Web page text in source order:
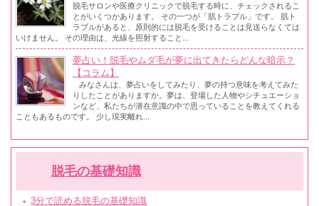
脱毛サロンや医療クリニックで脱毛する時に、チェックされるこ
とがいくつかあります。 その一つが「肌トラブル」です。 肌ト
ラブルがあると、原則的には脱毛を受けることは見送らなくては
いけません。 その理由は、光線を照射すること...
夢占い！脱毛やムダ毛が夢に出てきたらどんな暗示？
【コラム】
みなさんは、夢占いをしてみたり、夢の持つ意味を考えてみた
りしたことがありますか。夢は、登場した人物やシチュエーショ
ンなど、私たちが潜在意識の中で思っていることを教えてくれる
こともあるものです。 少し現実離れ...
脱毛の基礎知識
3分で読める脱毛の基礎知識